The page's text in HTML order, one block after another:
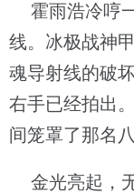
霍雨浩冷哼
线。冰极战神
魂导射线的破
右手已经拍出
间笼罩了那名
金光亮起，